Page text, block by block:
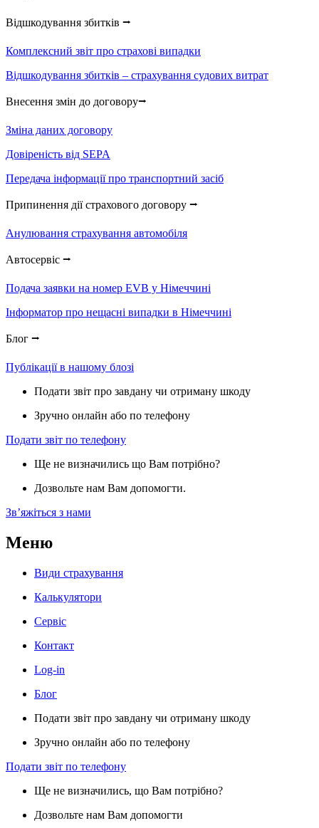
Відшкодування збитків ⭢
Комплексний звіт про страхові випадки
Відшкодування збитків – страхування судових витрат
Внесення змін до договору⭢
Зміна даних договору
Довіреність від SEPA
Передача інформації про транспортний засіб
Припинення дії страхового договору ⭢
Анулювання страхування автомобіля
Автосервіс ⭢
Подача заявки на номер EVB у Німеччині
Інформатор про нещасні випадки в Німеччині
Блог ⭢
Публікації в нашому блозі
Подати звіт про завдану чи отриману шкоду
Зручно онлайн або по телефону
Подати звіт по телефону
Ще не визначились що Вам потрібно?
Дозвольте нам Вам допомогти.
Звʼяжіться з нами
Меню
Види страхування
Калькулятори
Сервіс
Контакт
Log-in
Блог
Подати звіт про завдану чи отриману шкоду
Зручно онлайн або по телефону
Подати звіт по телефону
Ще не визначились, що Вам потрібно?
Дозвольте нам Вам допомогти